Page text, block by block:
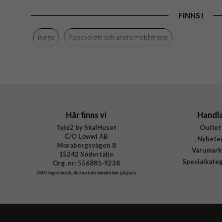
FINNS I
Burga Popsockets och andra mobilgrepp
Här finns vi
Tele2 by SkalHuset
C/O Lowwi AB
Morabergsvägen 8
15242 Södertälje
Org. nr: 556881-9238
OBS!Ingen butik, du kan inte handla här på plats
Outlet